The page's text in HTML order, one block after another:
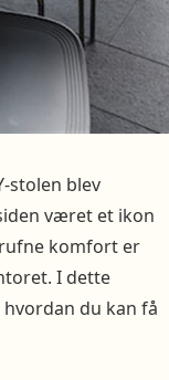
stolen blev
været et ikon
komfort er
I dette
du kan få